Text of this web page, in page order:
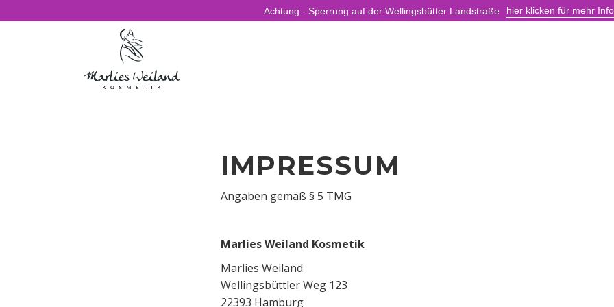
Achtung - Sperrung auf der Wellingsbütter Landstraße hier klicken für mehr
IMPRESSUM
Angaben gemäß § 5 TMG
Marlies Weiland Kosmetik
Marlies Weiland
Wellingsbüttler Weg 123
22393 Hamburg